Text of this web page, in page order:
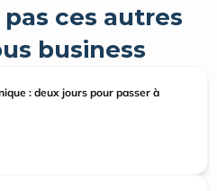
ces autres
business
: deux jours pour passer à